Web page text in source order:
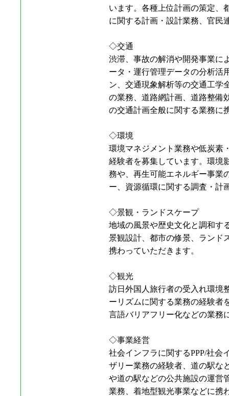
います。各種上位計画の策定、
に関する計画・設計業務、官民
◇交通
渋滞、事故の解消や開発事業に
ータ・運行管理データの分析活
ン、交通現象解析等の交通工学
の業務、道路網計画、道路整備
の交通計画全般に関する業務に
◇環境
環境マネジメント業務や低炭素
経験者を募集しています。環境
務や、再生可能エネルギー事業
ー、資源循環に関する調査・計
◇景観・ランドスケープ
地域の風景や歴史文化と調和す
景観設計、都市の修景、ランド
携わっていただきます。
◇観光
訪日外国人旅行者の受入れ環境
ーリズムに関する業務の経験者
言語バリアフリー化などの業務
◇事業経営
社会インフラに関するPPP/社会
ザリー業務の経験者、道の駅な
や道の駅などの公共施設の運営
業務、着地型観光事業などに携